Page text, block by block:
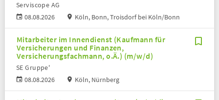
08.08.2026
Serviscope AG
Köln, Bonn, Troisdorf bei Köln/Bonn
Mitarbeiter im Innendienst (Kaufmann für
Versicherungen und Finanzen,
Versicherungsfachmann, o.Ä.) (m/w/d)
08.08.2026
SE Gruppe'
Köln, Nürnberg